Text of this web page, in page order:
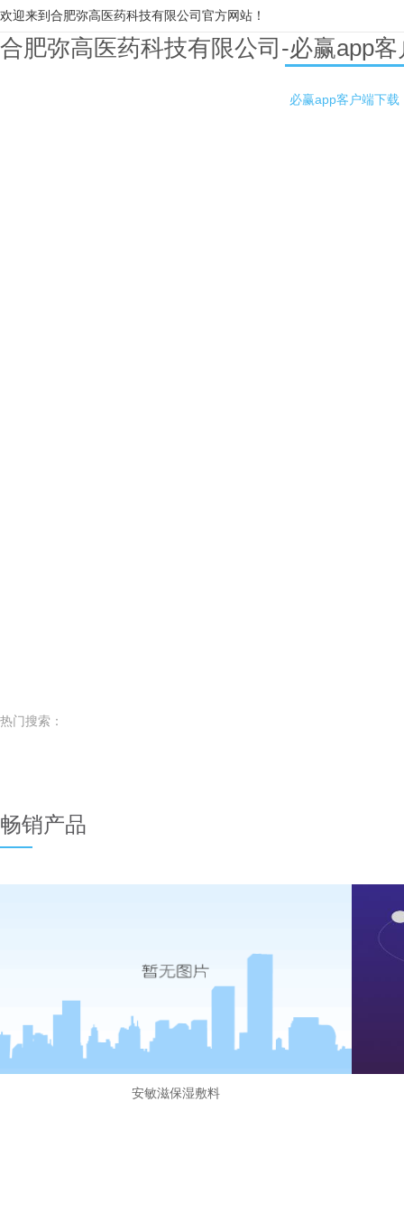
欢迎来到合肥弥高医药科技有限公司官方网站！
合肥弥高医药科技有限公司-必赢app
必赢app客户端下载
热门搜索：
畅销产品
安敏滋保湿敷料